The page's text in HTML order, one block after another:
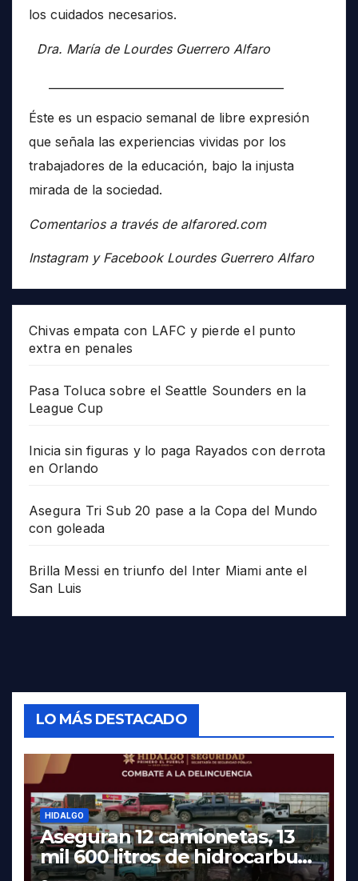
los cuidados necesarios.
Dra. María de Lourdes Guerrero Alfaro
Éste es un espacio semanal de libre expresión
que señala las experiencias vividas por los
trabajadores de la educación, bajo la injusta
mirada de la sociedad.
Comentarios a través de alfarored.com
Instagram y Facebook Lourdes Guerrero Alfaro
Chivas empata con LAFC y pierde el punto
extra en penales
Pasa Toluca sobre el Seattle Sounders en la
League Cup
Inicia sin figuras y lo paga Rayados con derrota
en Orlando
Asegura Tri Sub 20 pase a la Copa del Mundo
con goleada
Brilla Messi en triunfo del Inter Miami ante el
San Luis
LO MÁS DESTACADO
HIDALGO
Aseguran 12 camionetas, 13
mil 600 litros de hidrocarburo
y dos vehículos robados en